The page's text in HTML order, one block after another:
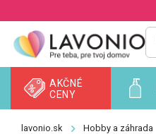
na
obsah
AKČNÉ
CENY
Hobby a záhrada